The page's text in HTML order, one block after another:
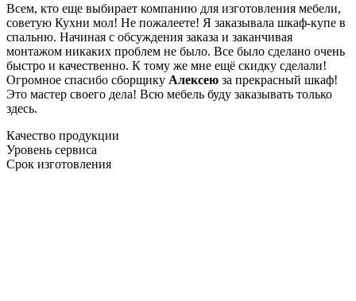
Всем, кто еще выбирает компанию для изготовления мебели,
советую Кухни мол! Не пожалеете! Я заказывала шкаф-купе в
спальню. Начиная с обсуждения заказа и заканчивая
монтажом никаких проблем не было. Все было сделано очень
быстро и качественно. К тому же мне ещё скидку сделали!
Огромное спасибо сборщику Алексею за прекрасный шкаф!
Это мастер своего дела! Всю мебель буду заказывать только
здесь.
Качество продукции
Уровень сервиса
Срок изготовления